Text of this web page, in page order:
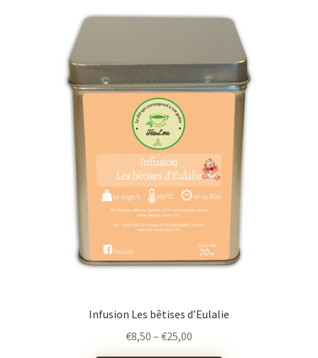
Infusion Les bêtises d’Eulalie
€8,50 – €25,00